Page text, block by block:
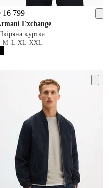
16 799
Exchange
куртка
MLXLXXL